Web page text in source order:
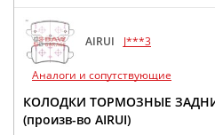
AIRUI J***3
Аналоги и сопутствующие
КОЛОДКИ ТОРМОЗНЫЕ
(произв-во AIRUI)